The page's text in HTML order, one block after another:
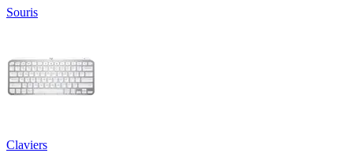
Souris
Claviers